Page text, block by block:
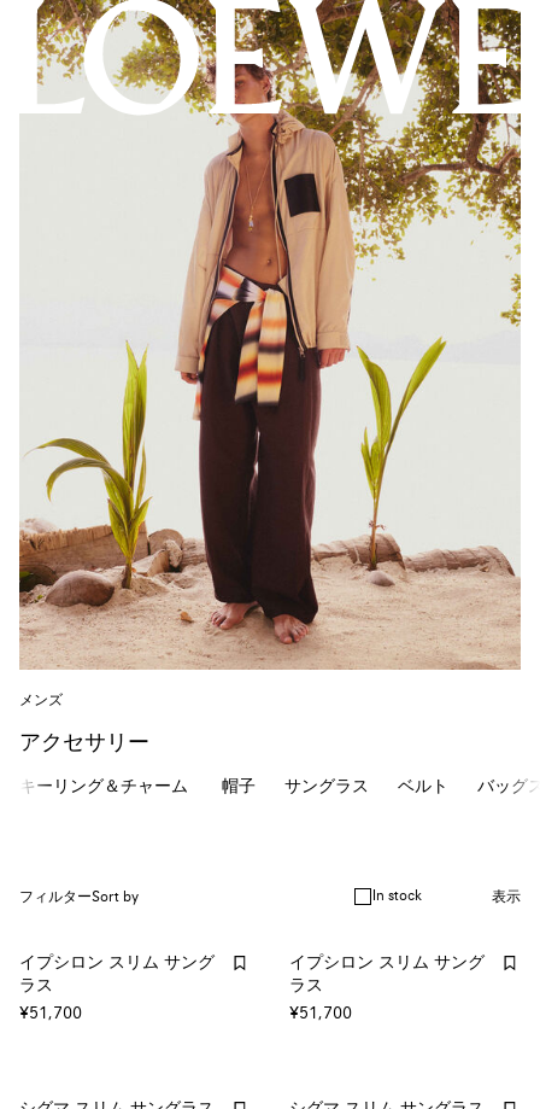
メンズ
アクセサリー
キーリング＆チャーム 帽子 サングラス ベルト バッグ
フィルターSort by In stock 表示
イプシロン スリム サング
ラス
¥51,700
イプシロン スリム サング
ラス
¥51,700